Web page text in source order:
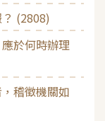
(2808)
於何時辦理
稽徵機關如